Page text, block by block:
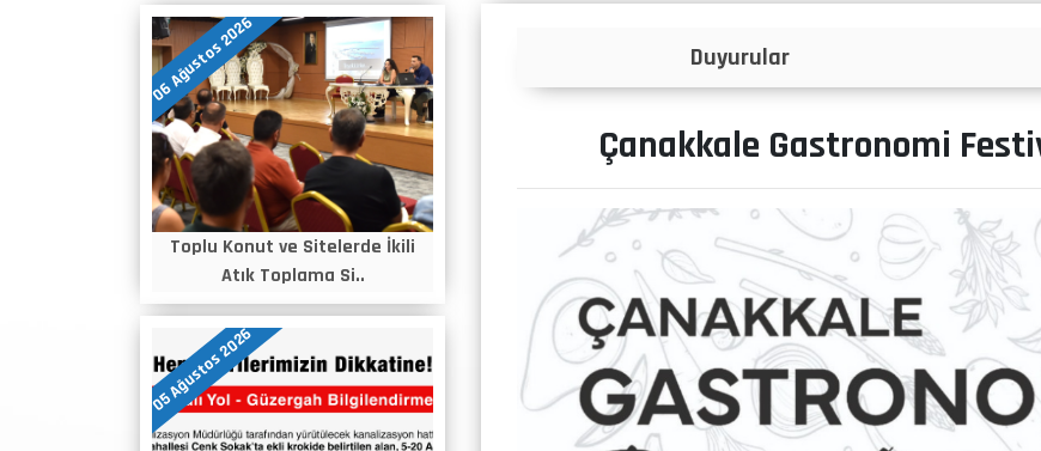
06 Ağustos 2026
Toplu Konut ve Sitelerde İkili
Atık Toplama Si..
05 Ağustos 2026
Duyurular İlanlar
Çanakkale Gastronomi